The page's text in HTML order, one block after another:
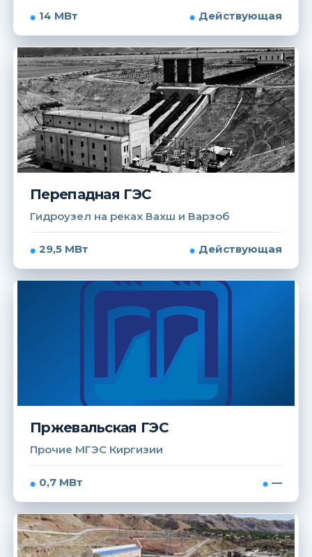
14 МВт Действующая
Перепадная ГЭС
Гидроузел на реках Вахш и Варзоб
29,5 МВт Действующая
Пржевальская ГЭС
Прочие МГЭС Киргизии
0,7 МВт —